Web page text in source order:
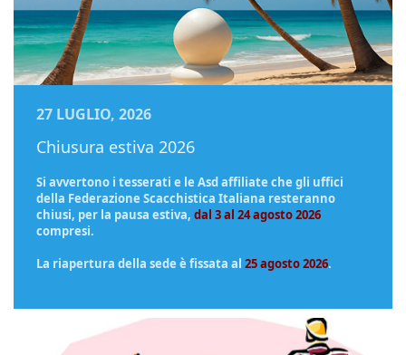
27 LUGLIO, 2026
Chiusura estiva 2026
Si avvertono i tesserati e le Asd affiliate che gli uffici
della Federazione Scacchistica Italiana resteranno
chiusi, per la pausa estiva, dal 3 al 24 agosto 2026
compresi.
La riapertura della sede è fissata al 25 agosto 2026.